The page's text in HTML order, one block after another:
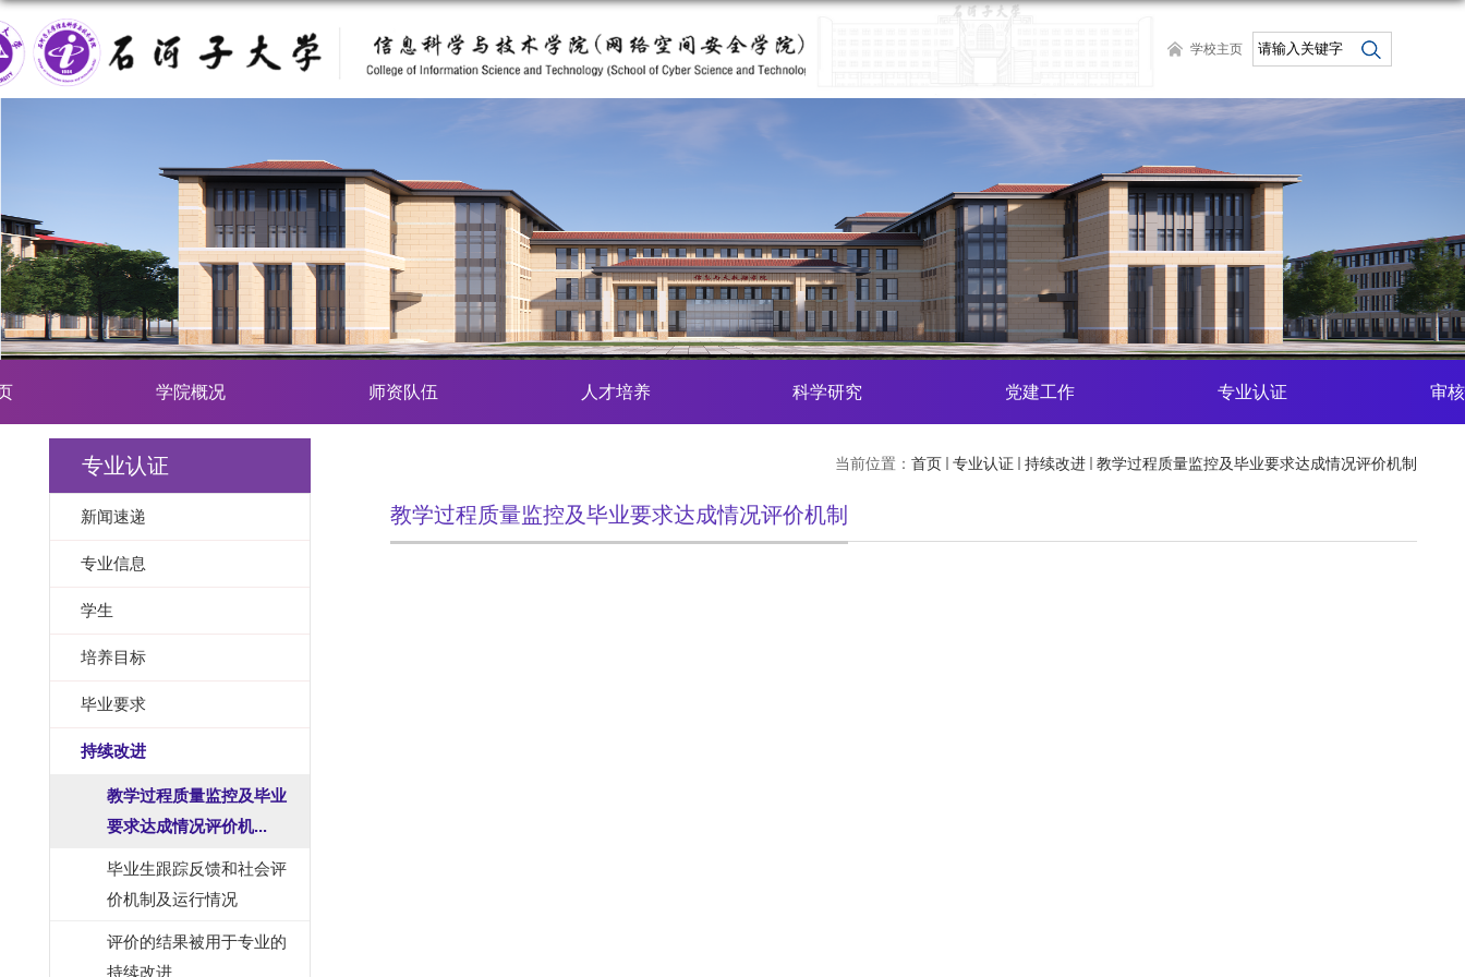
学校主页
学院概况 师资队伍 人才培养 科学研究 党建工作 专业认证 审
专业认证
新闻速递
专业信息
学生
培养目标
毕业要求
持续改进
教学过程质量监控及毕业
要求达成情况评价机...
毕业生跟踪反馈和社会评
价机制及运行情况
评价的结果被用于专业的
持续改进
当前位置： 首页 专业认证 持续改进 教学过程质量监控及毕业要求达成情况评价机制
教学过程质量监控及毕业要求达成情况评价机制